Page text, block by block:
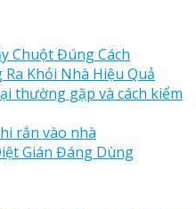
Chuột Đúng Cách
Khỏi Nhà Hiệu Quả
thường gặp và cách kiểm
rắn vào nhà
Gián Đáng Dùng